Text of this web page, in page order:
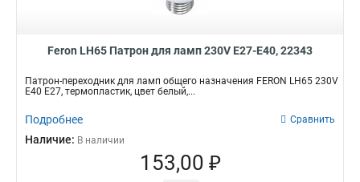
Feron LH65 Патрон для ламп 230V Е27-Е40, 22343
Патрон-переходник для ламп общего назначения FERON LH65 230V
E40 E27, термопластик, цвет белый,...
Подробнее Сравнить
Наличие: В наличии
153,00 ₽